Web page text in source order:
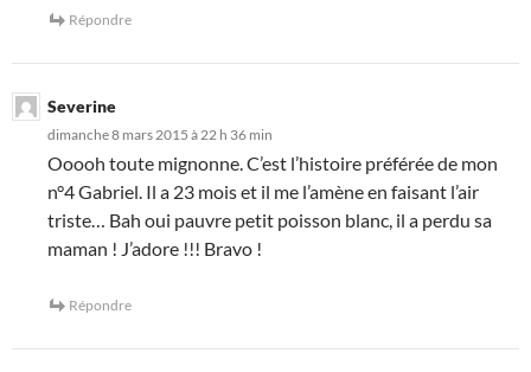
Répondre
Severine
dimanche 8 mars 2015 à 22 h 36 min
Ooooh toute mignonne. C’est l’histoire préférée de mon
n°4 Gabriel. Il a 23 mois et il me l’amène en faisant l’air
triste… Bah oui pauvre petit poisson blanc, il a perdu sa
maman ! J’adore !!! Bravo !
Répondre